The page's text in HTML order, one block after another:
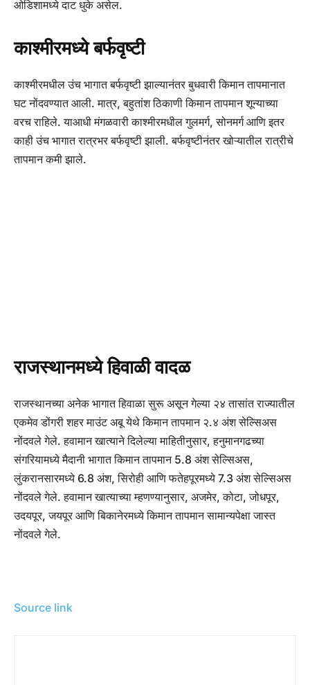
ओडिशामध्ये दाट धुके असेल.
काश्मीरमध्ये बर्फवृष्टी
काश्मीरमधील उंच भागात बर्फवृष्टी झाल्यानंतर बुधवारी किमान तापमानात
घट नोंदवण्यात आली. मात्र, बहुतांश ठिकाणी किमान तापमान शून्याच्या
वरच राहिले. याआधी मंगळवारी काश्मीरमधील गुलमर्ग, सोनमर्ग आणि इतर
काही उंच भागात रात्रभर बर्फवृष्टी झाली. बर्फवृष्टीनंतर खोऱ्यातील रात्रीचे
तापमान कमी झाले.
राजस्थानमध्ये हिवाळी वादळ
राजस्थानच्या अनेक भागात हिवाळा सुरू असून गेल्या २४ तासांत राज्यातील
एकमेव डोंगरी शहर माउंट अबू येथे किमान तापमान २.४ अंश सेल्सिअस
नोंदवले गेले. हवामान खात्याने दिलेल्या माहितीनुसार, हनुमानगढच्या
संगरियामध्ये मैदानी भागात किमान तापमान 5.8 अंश सेल्सिअस,
लुंकरानसारमध्ये 6.8 अंश, सिरोही आणि फतेहपूरमध्ये 7.3 अंश सेल्सिअस
नोंदवले गेले. हवामान खात्याच्या म्हणण्यानुसार, अजमेर, कोटा, जोधपूर,
उदयपूर, जयपूर आणि बिकानेरमध्ये किमान तापमान सामान्यपेक्षा जास्त
नोंदवले गेले.
Source link